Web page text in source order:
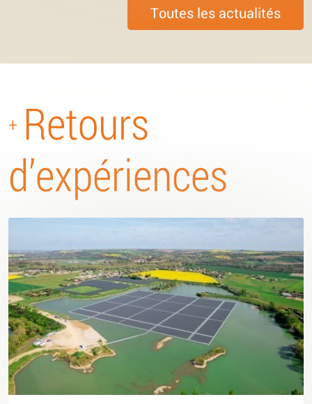
Toutes les actualités
+ Retours
d’expériences